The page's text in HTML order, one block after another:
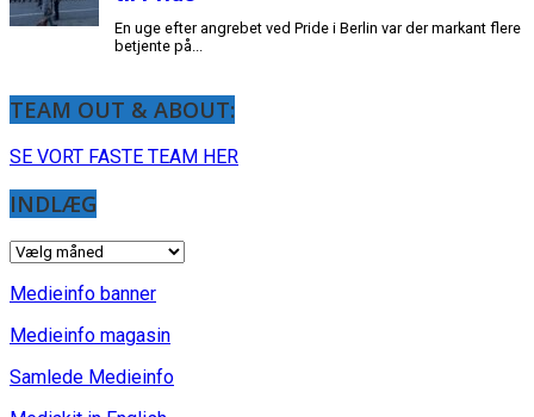
En uge efter angrebet ved Pride i Berlin var der markant flere
betjente på...
TEAM OUT & ABOUT:
SE VORT FASTE TEAM HER
INDLÆG
INDLÆG
Medieinfo banner
Medieinfo magasin
Samlede Medieinfo